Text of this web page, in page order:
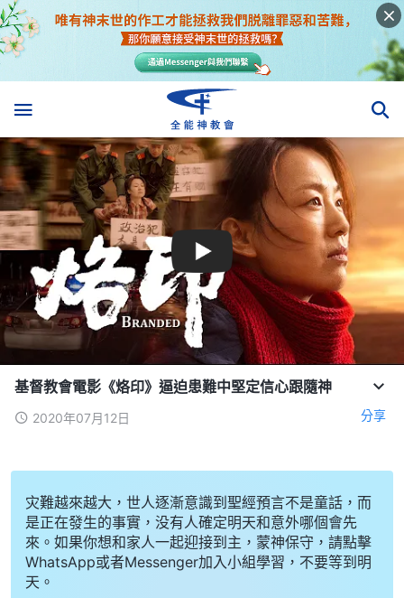
基督教會電影《烙印》逼迫患難中堅定信心跟隨神
2020年07月12日 分享
灾難越來越大，世人逐漸意識到聖經預言不是童話，而
是正在發生的事實，没有人確定明天和意外哪個會先
來。如果你想和家人一起迎接到主，蒙神保守，請點擊
WhatsApp或者Messenger加入小組學習，不要等到明
天。